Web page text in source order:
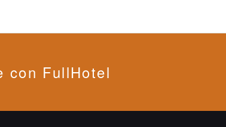
con FullHotel